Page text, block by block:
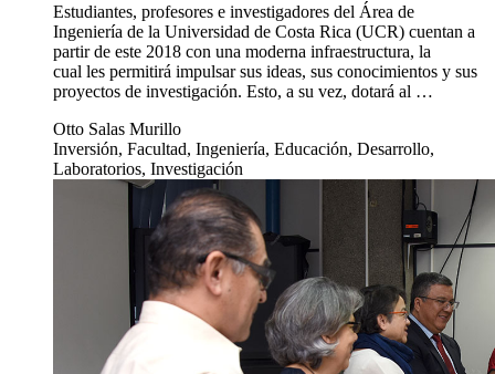
Estudiantes, profesores e investigadores del Área de
Ingeniería de la Universidad de Costa Rica (UCR) cuentan a
partir de este 2018 con una moderna infraestructura, la
cual les permitirá impulsar sus ideas, sus conocimientos y sus
proyectos de investigación. Esto, a su vez, dotará al …
Otto Salas Murillo
Inversión, Facultad, Ingeniería, Educación, Desarrollo,
Laboratorios, Investigación